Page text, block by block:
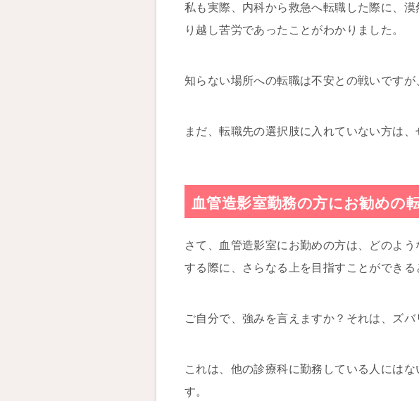
私も実際、内科から救急へ転職した際に、
り越し苦労であったことがわかりました。
知らない場所への転職は不安との戦いですが
まだ、転職先の選択肢に入れていない方は、
血管造影室勤務の方にお勧めの
さて、血管造影室にお勤めの方は、どのよ
する際に、さらなる上を目指すことができる
ご自分で、強みを言えますか？それは、ズバ
これは、他の診療科に勤務している人には
す。